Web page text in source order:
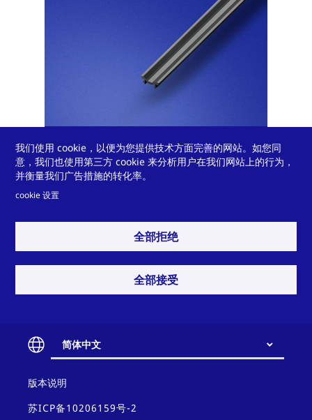
金属质感连杆
查看更多
您需要我们提供解决方案
吗？
我们使用 cookie，以便为您提供技术方面完善的网站。如您同
意，我们也使用第三方 cookie 来分析用户在我们网站上的行为，
并衡量我们广告措施的转化率。
cookie 设置
全部拒绝
全部接受
简体中文
Contact
and
policy
版本说明
苏ICP备10206159号-2